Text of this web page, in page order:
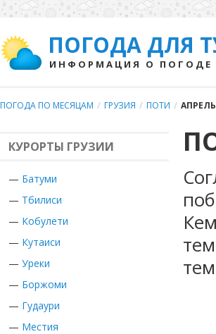
ПОГОДА ДЛЯ
ИНФОРМАЦИЯ О ПОГОДЕ
ПОГОДА ПО МЕСЯЦАМ / ГРУЗИЯ / ПОТИ / АПРЕЛЬ
КУРОРТЫ ГРУЗИИ
— Батуми
— Тбилиси
— Кобулети
— Кутаиси
— Уреки
— Боржоми
— Гудаури
— Местия